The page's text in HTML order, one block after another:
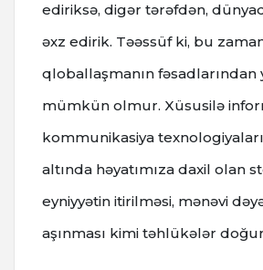
ediriksə, digər tərəfdən,
əxz edirik. Təəssüf ki, bu
qloballaşmanın fəsadlarından
mümkün olmur. Xüsusilə
kommunikasiya
altında həyatımıza daxil olan
eyniyyətin itirilməsi, mənəvi
aşınması kimi təhlükələr